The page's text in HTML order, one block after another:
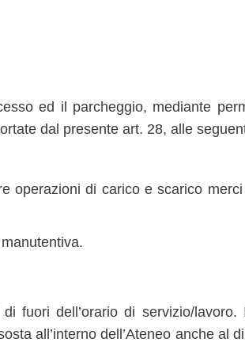
ed il parcheggio, mediante
dal presente art. 28, alle
operazioni di carico e scarico
fuori dell’orario di servizio/lavoro.
all’interno dell’Ateneo anche al